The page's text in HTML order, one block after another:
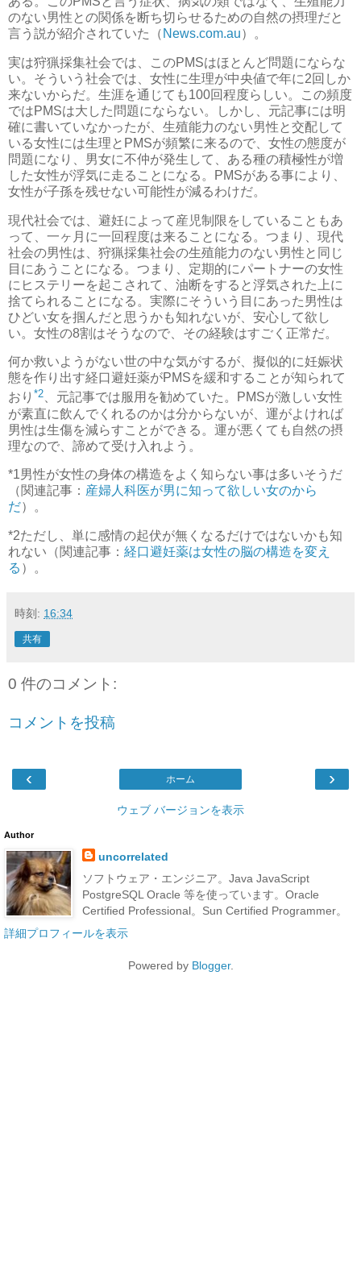
のない男性との関係を断ち切らせるための自然の摂理だと
言う説が紹介されていた（ News.com.au）。
実は狩猟採集社会では、このPMSはほとんど問題にならな
い。そういう社会では、女性に生理が中央値で年に2回しか
来ないからだ。生涯を通じても100回程度らしい。この頻度
ではPMSは大した問題にならない。しかし、元記事には明
確に書いていなかったが、生殖能力のない男性と交配して
いる女性には生理とPMSが頻繁に来るので、女性の態度が
問題になり、男女に不仲が発生して、ある種の積極性が増
した女性が浮気に走ることになる。PMSがある事により、
女性が子孫を残せない可能性が減るわけだ。
現代社会では、避妊によって産児制限をしていることもあ
って、一ヶ月に一回程度は来ることになる。つまり、現代
社会の男性は、狩猟採集社会の生殖能力のない男性と同じ
目にあうことになる。つまり、定期的にパートナーの女性
にヒステリーを起こされて、油断をすると浮気された上に
捨てられることになる。実際にそういう目にあった男性は
ひどい女を掴んだと思うかも知れないが、安心して欲し
い。女性の8割はそうなので、その経験はすごく正常だ。
何か救いようがない世の中な気がするが、擬似的に妊娠状
態を作り出す経口避妊薬がPMSを緩和することが知られて
おり *2、元記事では服用を勧めていた。PMSが激しい女性
が素直に飲んでくれるのかは分からないが、運がよければ
男性は生傷を減らすことができる。運が悪くても自然の摂
理なので、諦めて受け入れよう。
*1男性が女性の身体の構造をよく知らない事は多いそうだ
（関連記事： 産婦人科医が男に知って欲しい女のから
だ）。
*2ただし、単に感情の起伏が無くなるだけではないかも知
れない（関連記事： 経口避妊薬は女性の脳の構造を変え
る ）。
時刻: 16:34
共有
0 件のコメント:
コメントを投稿
‹ ›
ホーム
ウェブ バージョンを表示
Author
uncorrelated
ソフトウェア・エンジニア。Java JavaScript
PostgreSQL Oracle 等を使っています。Oracle
Certified Professional。Sun Certified Programmer。
詳細プロフィールを表示
Powered by Blogger.